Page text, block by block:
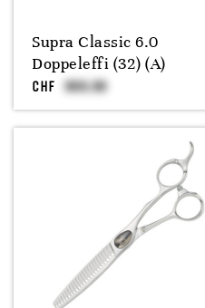
Supra Classic 6.0
Doppeleffi (32) (A)
CHF